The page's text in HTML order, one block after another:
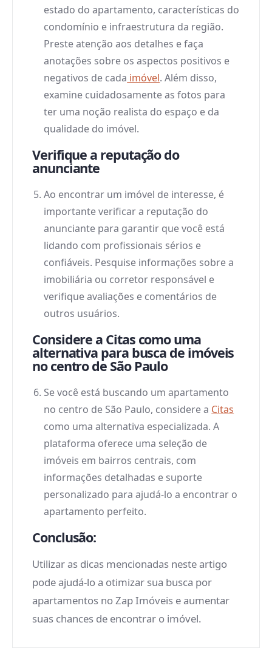
estado do apartamento, características do
condomínio e infraestrutura da região.
Preste atenção aos detalhes e faça
anotações sobre os aspectos positivos e
negativos de cada imóvel. Além disso,
examine cuidadosamente as fotos para
ter uma noção realista do espaço e da
qualidade do imóvel.
Verifique a reputação do
anunciante
Ao encontrar um imóvel de interesse, é
importante verificar a reputação do
anunciante para garantir que você está
lidando com profissionais sérios e
confiáveis. Pesquise informações sobre a
imobiliária ou corretor responsável e
verifique avaliações e comentários de
outros usuários.
Considere a Citas como uma
alternativa para busca de imóveis
no centro de São Paulo
Se você está buscando um apartamento
no centro de São Paulo, considere a Citas
como uma alternativa especializada. A
plataforma oferece uma seleção de
imóveis em bairros centrais, com
informações detalhadas e suporte
personalizado para ajudá-lo a encontrar o
apartamento perfeito.
Conclusão:
Utilizar as dicas mencionadas neste artigo
pode ajudá-lo a otimizar sua busca por
apartamentos no Zap Imóveis e aumentar
suas chances de encontrar o imóvel.